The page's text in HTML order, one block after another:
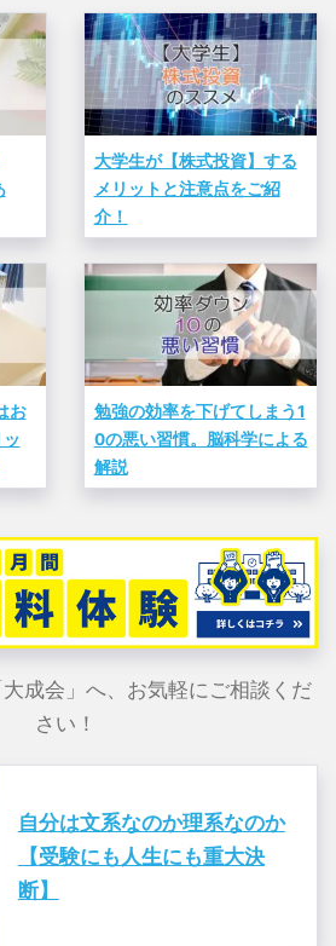
大学生が【株式投資】する
メリットと注意点をご紹
介！
お
勉強の効率を下げてしまう1
0の悪い習慣。脳科学による
解説
成会」へ、お気軽にご相談くだ
さい！
自分は文系なのか理系なのか
【受験にも人生にも重大決
断】